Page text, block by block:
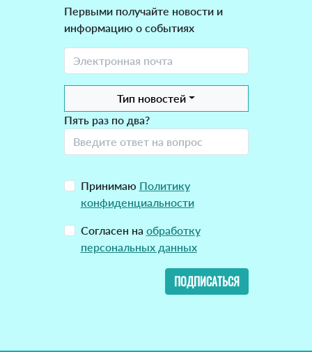
Первыми получайте новости и
информацию о событиях
Тип новостей
Пять раз по два?
Принимаю Политику
конфиденциальности
Согласен на обработку
персональных данных
ПОДПИСАТЬСЯ